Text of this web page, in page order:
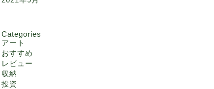
Categories
アート
おすすめ
レビュー
収納
投資